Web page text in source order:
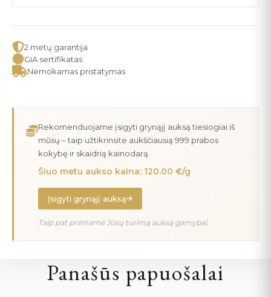
2 metų garantija
GIA sertifikatas
Nemokamas pristatymas
Rekomenduojame įsigyti grynąjį auksą tiesiogiai iš
mūsų – taip užtikrinsite aukščiausią 999 prabos
kokybę ir skaidrią kainodarą.
Šiuo metu aukso kaina: 120.00 €/g
Įsigyti grynąjį auksą
Taip pat priimame Jūsų turimą auksą gamybai.
Panašūs papuošalai